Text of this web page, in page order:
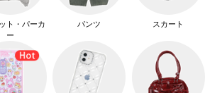
ト・パーカ
ー
パンツ スカート